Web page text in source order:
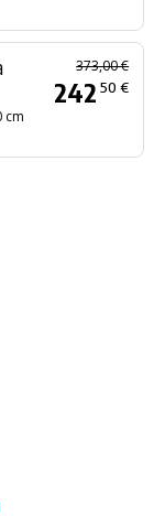
cm
373,00 €
242 50 €